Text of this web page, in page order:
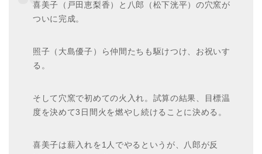
喜美子（戸田恵梨香）と八郎（松下洸平）の穴窯が
ついに完成。
照子（大島優子）ら仲間たちも駆けつけ、お祝いす
る。
そして穴窯で初めての火入れ。試算の結果、目標温
度を決めて3日間火を燃やし続けることに決める。
喜美子は薪入れを1人でやるというが、八郎が反